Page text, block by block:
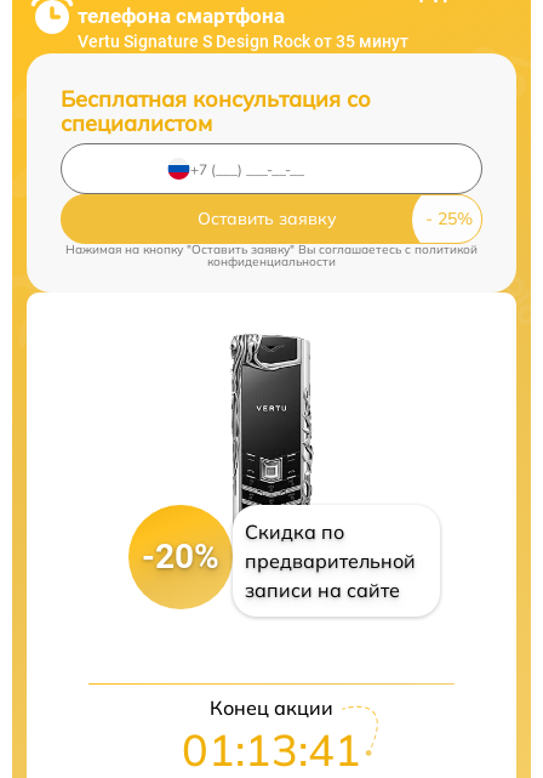
телефона смартфона
Vertu Signature S Design Rock от 35 минут
Бесплатная консультация со
специалистом
Оставить заявку
Нажимая на кнопку "Оставить заявку" Вы соглашаетесь cполитикой
конфиденциальности
-20%
Скидка по
предварительной
записи на сайте
Конец акции
01:13:40